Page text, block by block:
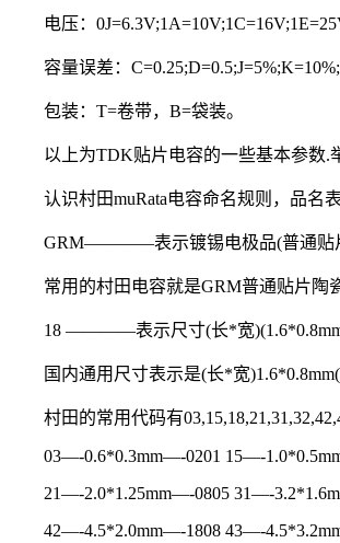
电压：
容量误差：
包装：T=卷带，B=袋装。
以上为TDK贴片电容的一些基本参数.
认识村田muRata电容命名规则，品名
GRM————表示镀锡电极品(普通贴
常用的村田电容就是GRM普通贴片陶
18 ————表示尺寸(长*宽
国内通用尺寸表示是(长*宽
村田的常用代码有
03—-0.6*0.3mm—-0201 15—-
21—-2.0*1.25mm—-0805 31—-
42—-4.5*2.0mm—-1808 43—-